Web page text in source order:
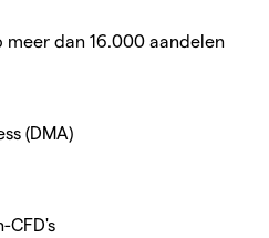
meer dan 16.000 aandelen
(DMA)
CFD's